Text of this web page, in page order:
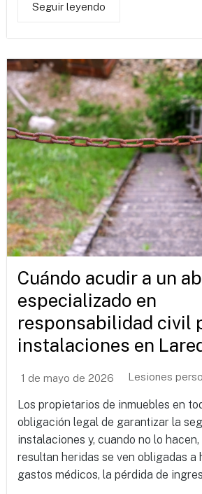
Seguir leyendo
Cuándo acudir a un
especializado en
responsabilidad civil
instalaciones en
1 de mayo de 2026 Lesiones
Los propietarios de inmuebles en
obligación legal de garantizar la
instalaciones y, cuando no lo
resultan heridas se ven obligadas a
gastos médicos, la pérdida de